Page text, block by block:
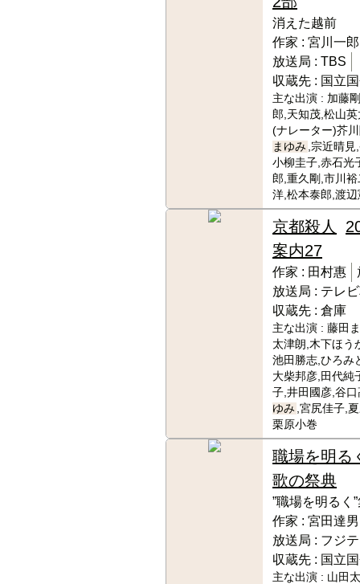
消えた越前
作家 : 宮川一郎
放送局 : TBS
収蔵先 : 国立
主な出演 : 加藤
郎,天知茂,松山
(ナレーター)芥
まゆみ ,宗近晴
小柳圭子,赤石光
郎,重久剛,市川
洋,松本泰郎,渡辺
京都殺人
案内27
作家 : 田村惠
放送局 : テレ
収蔵先 : 倉庫
主な出演 : 藤田
太津朗,木下ほう
池田勝志,ひろみ
大柴邦彦,田代純
子,井田國彦,谷
ゆみ ,宮尻佳子,
栗原小巻
職場を明る
歌の祭典
”職場を明るく
作家 : 宮田達男
放送局 : フジ
収蔵先 : 国立
主な出演 : 山田